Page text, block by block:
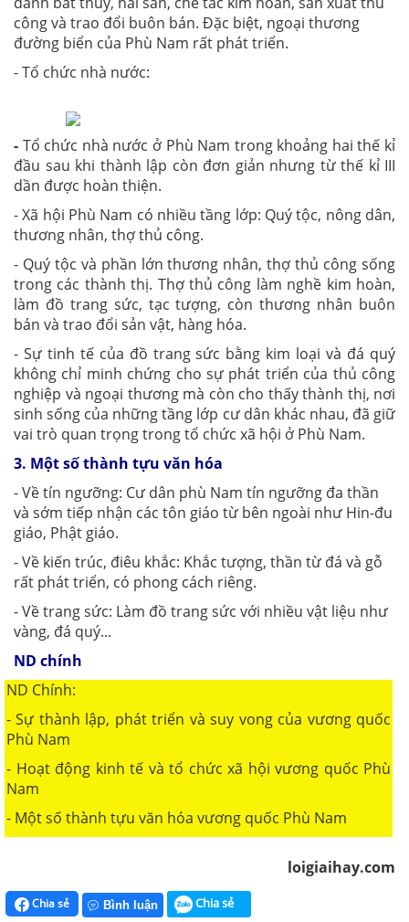
công và trao đổi buôn bán. Đặc biệt, ngoại thương
đường biển của Phù Nam rất phát triển.
- Tổ chức nhà nước:
- Tổ chức nhà nước ở Phù Nam trong khoảng hai thế kỉ
đầu sau khi thành lập còn đơn giản nhưng từ thế kỉ III
dần được hoàn thiện.
- Xã hội Phù Nam có nhiều tầng lớp: Quý tộc, nông dân,
thương nhân, thợ thủ công.
- Quý tộc và phần lớn thương nhân, thợ thủ công sống
trong các thành thị. Thợ thủ công làm nghề kim hoàn,
làm đồ trang sức, tạc tượng, còn thương nhân buôn
bán và trao đổi sản vật, hàng hóa.
- Sự tinh tế của đồ trang sức bằng kim loại và đá quý
không chỉ minh chứng cho sự phát triển của thủ công
nghiệp và ngoại thương mà còn cho thấy thành thị, nơi
sinh sống của những tầng lớp cư dân khác nhau, đã giữ
vai trò quan trọng trong tổ chức xã hội ở Phù Nam.
3. Một số thành tựu văn hóa
- Về tín ngưỡng: Cư dân phù Nam tín ngưỡng đa thần
và sớm tiếp nhận các tôn giáo từ bên ngoài như Hin-đu
giáo, Phật giáo.
- Về kiến trúc, điêu khắc: Khắc tượng, thần từ đá và gỗ
rất phát triển, có phong cách riêng.
- Về trang sức: Làm đồ trang sức với nhiều vật liệu như
vàng, đá quý...
ND chính
ND Chính:
- Sự thành lập, phát triển và suy vong của vương quốc
Phù Nam
- Hoạt động kinh tế và tổ chức xã hội vương quốc Phù
Nam
- Một số thành tựu văn hóa vương quốc Phù Nam
loigiaihay.com
Chia sẻ Bình luận Chia sẻ